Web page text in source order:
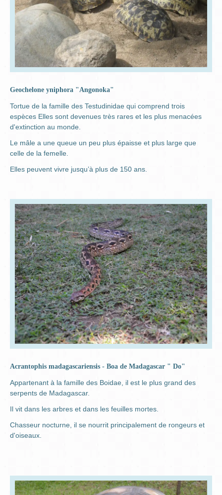
Geochelone yniphora "Angonoka"
Tortue de la famille des Testudinidae qui comprend trois
espèces Elles sont devenues très rares et les plus menacées
d'extinction au monde.
Le mâle a une queue un peu plus épaisse et plus large que
celle de la femelle.
Elles peuvent vivre jusqu’à plus de 150 ans.
Acrantophis madagascariensis - Boa de Madagascar " Do"
Appartenant à la famille des Boidae, il est le plus grand des
serpents de Madagascar.
Il vit dans les arbres et dans les feuilles mortes.
Chasseur nocturne, il se nourrit principalement de rongeurs et
d'oiseaux.